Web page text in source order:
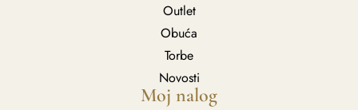
Outlet
Obuća
Torbe
Novosti
Moj nalog